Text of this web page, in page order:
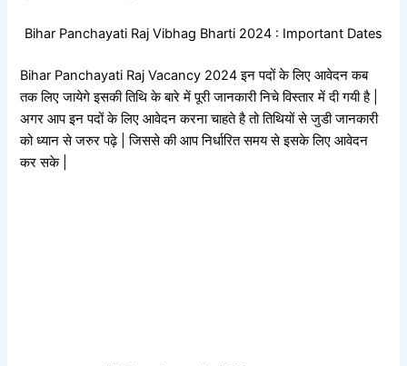
Bihar Panchayati Raj Vibhag Bharti 2024 : Important Dates
Bihar Panchayati Raj Vacancy 2024 इन पदों के लिए आवेदन कब
तक लिए जायेगे इसकी तिथि के बारे में पूरी जानकारी निचे विस्तार में दी गयी है |
अगर आप इन पदों के लिए आवेदन करना चाहते है तो तिथियों से जुडी जानकारी
को ध्यान से जरुर पढ़े | जिससे की आप निर्धारित समय से इसके लिए आवेदन
कर सके |